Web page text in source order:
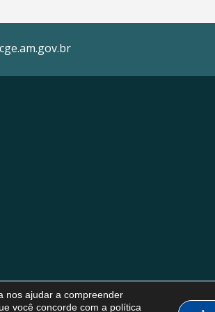
nos ajudar a compreender
você concorde com a política